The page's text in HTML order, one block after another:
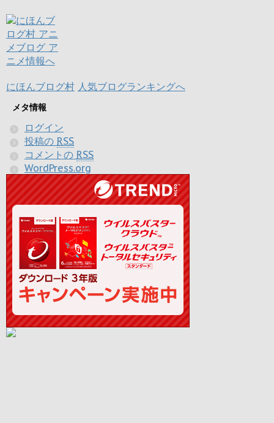
にほんブログ村 人気ブログランキングへ
メタ情報
ログイン
投稿の RSS
コメントの RSS
WordPress.org